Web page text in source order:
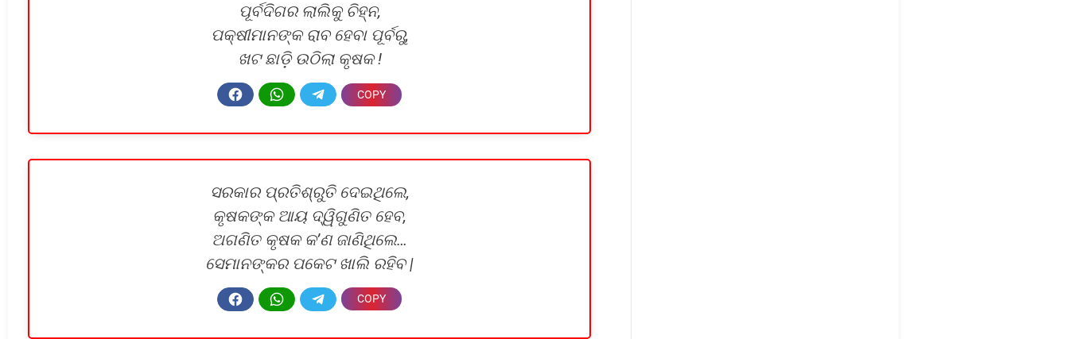
ପୂର୍ବଦିଗର ଲାଲିକୁ ଚିହ୍ନ,
ପକ୍ଷୀମାନଙ୍କ ରାବ ହେବା ପୂର୍ବରୁ,
ଖଟ ଛାଡ଼ି ଉଠିଲା କୃଷକ !
ସରକାର ପ୍ରତିଶ୍ରୁତି ଦେଇଥିଲେ,
କୃଷକଙ୍କ ଆୟ ଦ୍ୱିଗୁଣିତ ହେବ,
ଅଗଣିତ କୃଷକ କ’ଣ ଜାଣିଥିଲେ…
ସେମାନଙ୍କର ପକେଟ ଖାଲି ରହିବ |